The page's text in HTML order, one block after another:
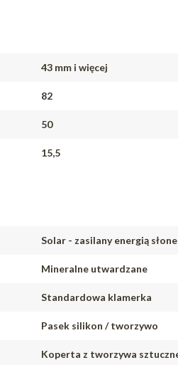
43 mm i więcej
82
50
15,5
Solar - zasilany energią
Mineralne utwardzane
Standardowa klamerka
Pasek silikon / tworzywo
Koperta z tworzywa